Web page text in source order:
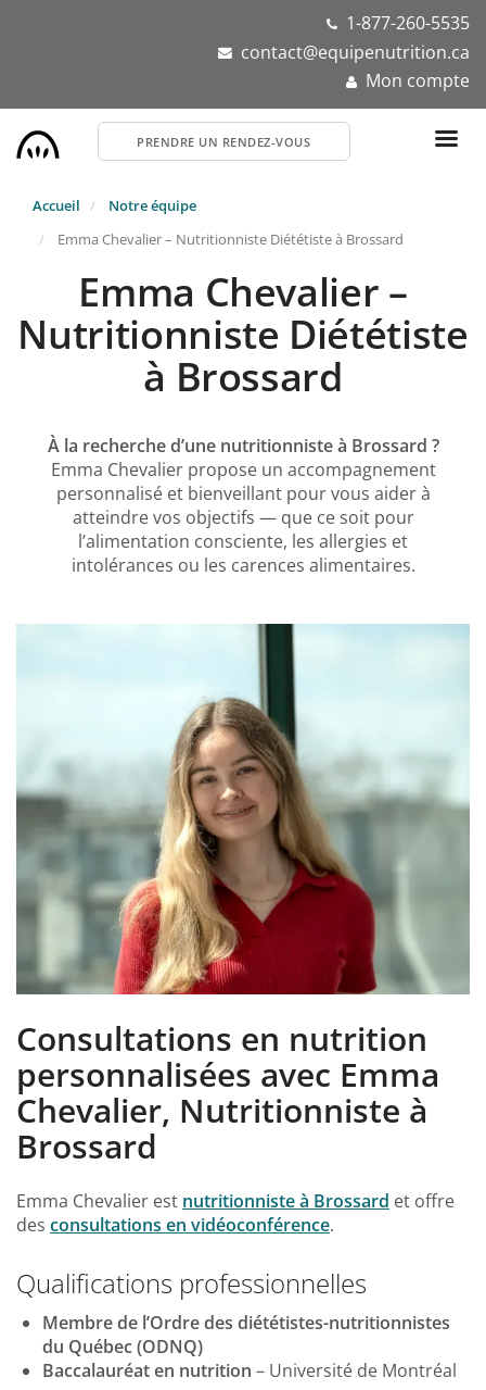
1-877-260-5535
contact@equipenutrition.ca
Mon compte
PRENDRE UN RENDEZ-VOUS
Accueil
Notre équipe
Emma Chevalier – Nutritionniste Diététiste à Brossard
Emma Chevalier –
Nutritionniste Diététiste
à Brossard
À la recherche d’une nutritionniste à Brossard ?
Emma Chevalier propose un accompagnement
personnalisé et bienveillant pour vous aider à
atteindre vos objectifs — que ce soit pour
l’alimentation consciente, les allergies et
intolérances ou les carences alimentaires.
Consultations en nutrition
personnalisées avec Emma
Chevalier, Nutritionniste à
Brossard
Emma Chevalier est nutritionniste à Brossard et offre
des consultations en vidéoconférence.
Qualifications professionnelles
Membre de l’Ordre des diététistes-nutritionnistes
du Québec (ODNQ)
Baccalauréat en nutrition – Université de Montréal